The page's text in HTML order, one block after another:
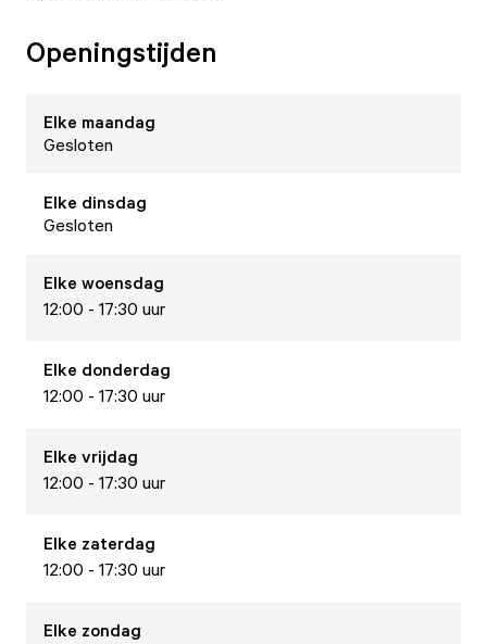
Openingstijden
Elke maandag
Gesloten
Elke dinsdag
Gesloten
Elke woensdag
12:00 - 17:30 uur
Elke donderdag
12:00 - 17:30 uur
Elke vrijdag
12:00 - 17:30 uur
Elke zaterdag
12:00 - 17:30 uur
Elke zondag